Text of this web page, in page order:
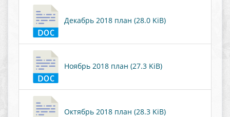
Декабрь 2018 план (28.0 KiB)
Ноябрь 2018 план (27.3 KiB)
Октябрь 2018 план (28.3 KiB)